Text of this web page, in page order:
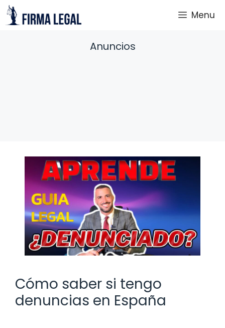
Saltar
al
Menu
Anuncios
Cómo saber si tengo
denuncias en España